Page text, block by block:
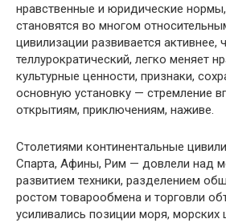
нравственные и юридические
становятся во многом
цивилизации развивается активнее,
теллурократический, легко меняет
культурные ценности, признаки,
основную установку — стремление
открытиям, приключениям, наживе.
Столетиями континентальные
Спарта, Афины, Рим — довлели над
развитием техники, разделением
ростом товарообмена и торговли
усиливались позиции моря,